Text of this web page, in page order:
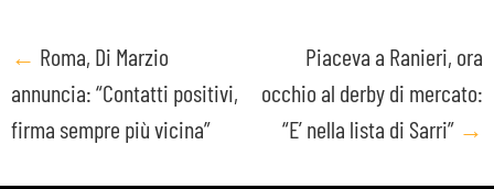
Post
navigation
← Roma, Di Marzio
annuncia: “Contatti positivi,
firma sempre più vicina”
Piaceva a Ranieri, ora
occhio al derby di mercato:
“E’ nella lista di Sarri” →